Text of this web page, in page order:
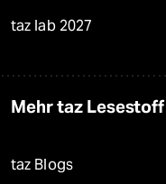
taz lab 2027
Mehr taz Lesestoff
taz Blogs